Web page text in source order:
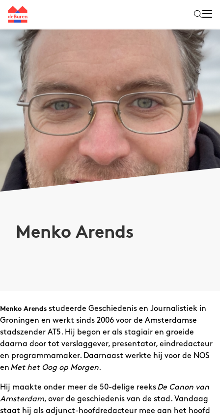
Menko Arends
Menko Arends studeerde Geschiedenis en Journalistiek in
Groningen en werkt sinds 2006 voor de Amsterdamse
stadszender AT5. Hij begon er als stagiair en groeide
daarna door tot verslaggever, presentator, eindredacteur
en programmamaker. Daarnaast werkte hij voor de NOS
en Met het Oog op Morgen.
Hij maakte onder meer de 50-delige reeks De Canon van
Amsterdam, over de geschiedenis van de stad. Vandaag
staat hij als adjunct-hoofdredacteur mee aan het hoofd